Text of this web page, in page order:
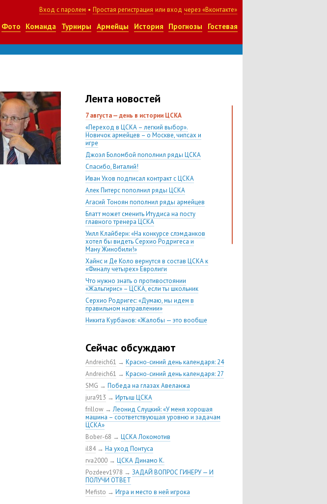
Вход с паролем • Простая регистрация или вход через «Вконтакте»
Фото Команда Турниры Армейцы История Прогнозы Гостевая
Лента новостей
7 августа — день в истории ЦСКА
«Переход в ЦСКА – легкий выбор».
Новичок армейцев – о Москве, чипсах и
игре
Джоэл Боломбой пополнил ряды ЦСКА
Спасибо, Виталий!
Иван Ухов подписал контракт с ЦСКА
Алек Питерс пополнил ряды ЦСКА
Агасий Тоноян пополнил ряды армейцев
Блатт может сменить Итудиса на посту
главного тренера ЦСКА
Уилл Клайберн: «На конкурсе слэмданков
хотел бы видеть Серхио Родригеса и
Ману Жинобили!»
Хайнс и Де Коло вернутся в состав ЦСКА к
«Финалу четырех» Евролиги
Что нужно знать о противостоянии
«Жальгирис» – ЦСКА, если ты школьник
Серхио Родригес: «Думаю, мы идем в
правильном направлении»
Никита Курбанов: «Жалобы — это вообще
уезжать в NBA три года назад»
Первый в гостях у второго
Скорость против скорости
«Баскетбол — спорт для умных людей»
Тренер, которого мы заслужили вместе с
тобой
Почему ЦСКА — «Химки» — все еще
главное противостояние российского
баскетбола
ЦСКА полностью разобрал «Реал»
От первой до последней секунды
Сейчас обсуждают
Andreich61 → Красно-синий день календаря: 24
Andreich61 → Красно-синий день календаря: 27
SMG → Победа на глазах Авеланжа
jura913 → Иртыш ЦСКА
frillow →Леонид Слуцкий: «У меня хорошая
машина – соответствующая уровню и задачам
ЦСКА»
Bober-68 → ЦСКА Локомотив
il84→ На уход Понтуса
rva2000 → ЦСКА Динамо К.
Pozdeev1978 → ЗАДАЙ ВОПРОС ГИНЕРУ — И
ПОЛУЧИ ОТВЕТ
Mefisto → Игра и место в ней игрока